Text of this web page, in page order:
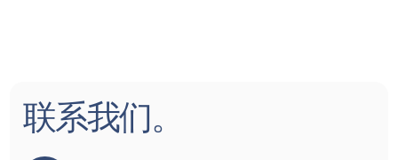
联系我们。